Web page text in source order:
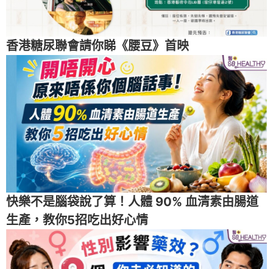
香港糖尿聯會請你睇《腰豆》首映
快樂不是腦袋說了算！人體 90% 血清素由腸道
生產，教你5招吃出好心情